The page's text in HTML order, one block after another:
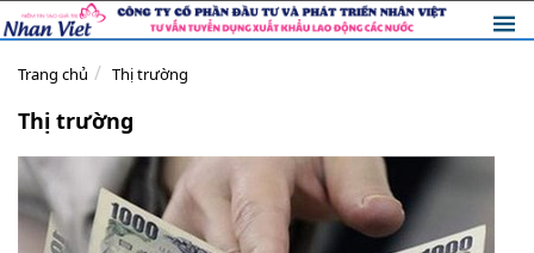
Trang chủ Thị trường
Thị trường